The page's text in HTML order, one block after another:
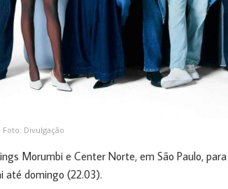
Foto: Divulgação
Morumbi e Center Norte, em São Paulo,
até domingo (22.03).